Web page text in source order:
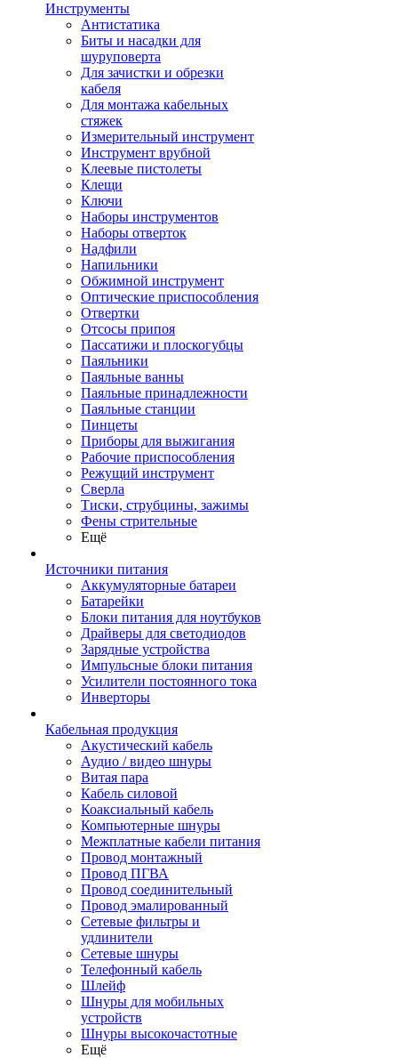
Инструменты
Антистатика
Биты и насадки для
шуруповерта
Для зачистки и обрезки
кабеля
Для монтажа кабельных
стяжек
Измерительный инструмент
Инструмент врубной
Клеевые пистолеты
Клещи
Ключи
Наборы инструментов
Наборы отверток
Надфили
Напильники
Обжимной инструмент
Оптические приспособления
Отвертки
Отсосы припоя
Пассатижи и плоскогубцы
Паяльники
Паяльные ванны
Паяльные принадлежности
Паяльные станции
Пинцеты
Приборы для выжигания
Рабочие приспособления
Режущий инструмент
Сверла
Тиски, струбцины, зажимы
Фены стрительные
Ещё
Источники питания
Аккумуляторные батареи
Батарейки
Блоки питания для ноутбуков
Драйверы для светодиодов
Зарядные устройства
Импульсные блоки питания
Усилители постоянного тока
Инверторы
Кабельная продукция
Акустический кабель
Аудио / видео шнуры
Витая пара
Кабель силовой
Коаксиальный кабель
Компьютерные шнуры
Межплатные кабели питания
Провод монтажный
Провод ПГВА
Провод соединительный
Провод эмалированный
Сетевые фильтры и
удлинители
Сетевые шнуры
Телефонный кабель
Шлейф
Шнуры для мобильных
устройств
Шнуры высокочастотные
Ещё